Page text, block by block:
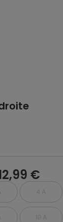
€
4 A
10 A